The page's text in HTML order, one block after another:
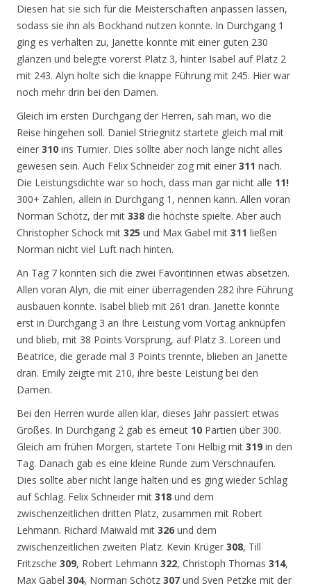
Diesen hat sie sich für die Meisterschaften anpassen lassen,
sodass sie ihn als Bockhand nutzen konnte. In Durchgang 1
ging es verhalten zu, Janette konnte mit einer guten 230
glänzen und belegte vorerst Platz 3, hinter Isabel auf Platz 2
mit 243. Alyn holte sich die knappe Führung mit 245. Hier war
noch mehr drin bei den Damen.
Gleich im ersten Durchgang der Herren, sah man, wo die
Reise hingehen soll. Daniel Striegnitz startete gleich mal mit
einer 310 ins Turnier. Dies sollte aber noch lange nicht alles
gewesen sein. Auch Felix Schneider zog mit einer 311 nach.
Die Leistungsdichte war so hoch, dass man gar nicht alle 11!
300+ Zahlen, allein in Durchgang 1, nennen kann. Allen voran
Norman Schötz, der mit 338 die höchste spielte. Aber auch
Christopher Schock mit 325 und Max Gabel mit 311 ließen
Norman nicht viel Luft nach hinten.
An Tag 7 konnten sich die zwei Favoritinnen etwas absetzen.
Allen voran Alyn, die mit einer überragenden 282 ihre Führung
ausbauen konnte. Isabel blieb mit 261 dran. Janette konnte
erst in Durchgang 3 an Ihre Leistung vom Vortag anknüpfen
und blieb, mit 38 Points Vorsprung, auf Platz 3. Loreen und
Beatrice, die gerade mal 3 Points trennte, blieben an Janette
dran. Emily zeigte mit 210, ihre beste Leistung bei den
Damen.
Bei den Herren wurde allen klar, dieses Jahr passiert etwas
Großes. In Durchgang 2 gab es erneut 10 Partien über 300.
Gleich am frühen Morgen, startete Toni Helbig mit 319 in den
Tag. Danach gab es eine kleine Runde zum Verschnaufen.
Dies sollte aber nicht lange halten und es ging wieder Schlag
auf Schlag. Felix Schneider mit 318 und dem
zwischenzeitlichen dritten Platz, zusammen mit Robert
Lehmann. Richard Maiwald mit 326 und dem
zwischenzeitlichen zweiten Platz. Kevin Krüger 308, Till
Fritzsche 309, Robert Lehmann 322, Christoph Thomas 314,
Max Gabel 304, Norman Schötz 307 und Sven Petzke mit der